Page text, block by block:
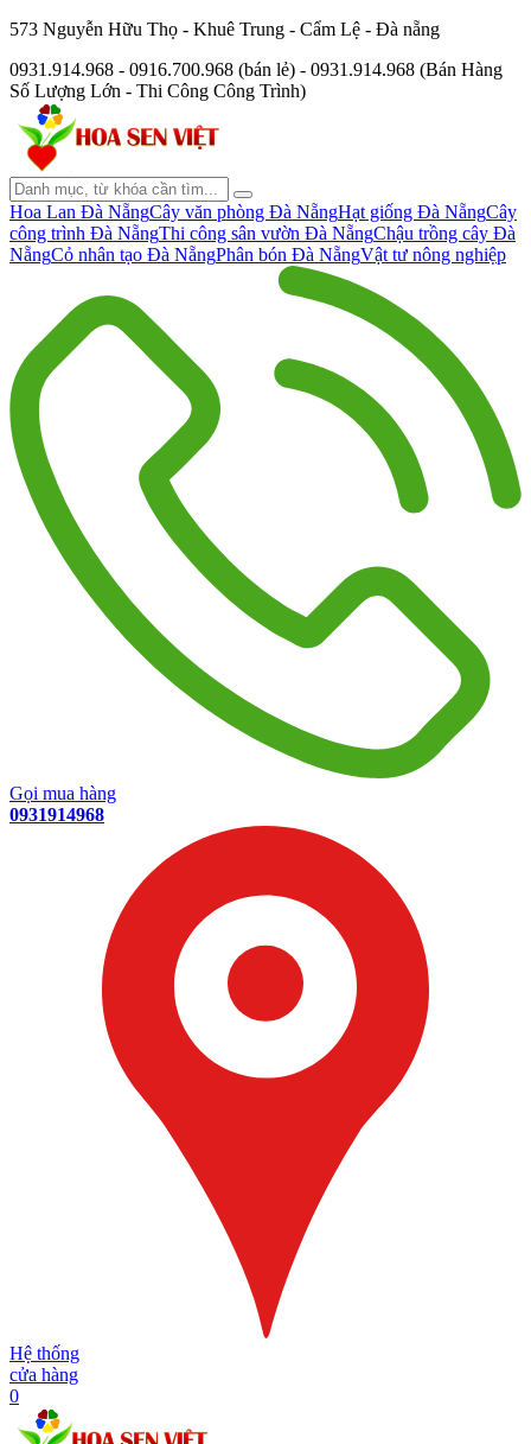
573 Nguyễn Hữu Thọ - Khuê Trung - Cẩm Lệ - Đà nẵng
0931.914.968 - 0916.700.968 (bán lẻ) - 0931.914.968 (Bán Hàng
Số Lượng Lớn - Thi Công Công Trình)
Hoa Lan Đà NẵngCây văn phòng Đà NẵngHạt giống Đà NẵngCây
công trình Đà NẵngThi công sân vườn Đà NẵngChậu trồng cây Đà
NẵngCỏ nhân tạo Đà NẵngPhân bón Đà NẵngVật tư nông nghiệp
Gọi mua hàng
0931914968
Hệ thống
cửa hàng
0